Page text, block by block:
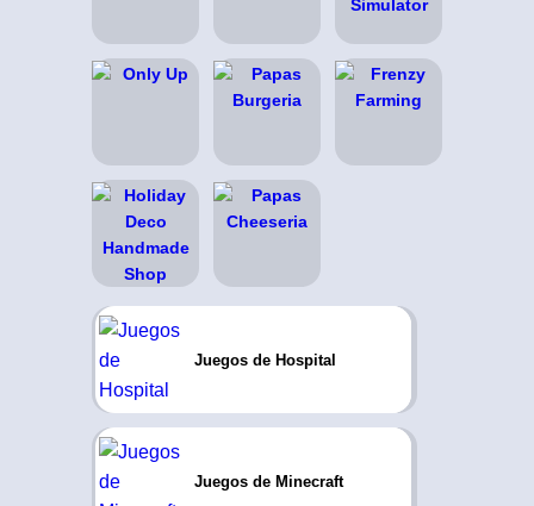
Juegos de Hospital
Juegos de Minecraft